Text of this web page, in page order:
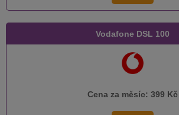
Vodafone DSL 100
Cena za měsíc: 399 Kč